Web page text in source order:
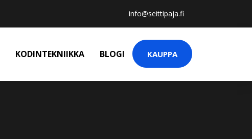
info@seittipaja.fi
KODINTEKNIIKKA BLOGI KAUPPA